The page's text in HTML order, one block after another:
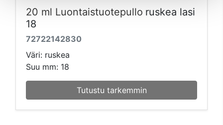
20 ml Luontaistuotepullo ruskea lasi
18
72722142830
Väri: ruskea
Suu mm: 18
Tutustu tarkemmin